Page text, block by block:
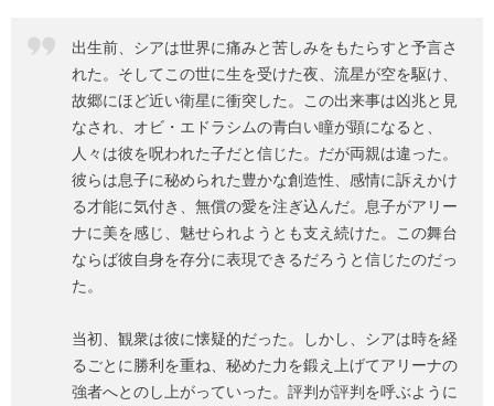
出生前、シアは世界に痛みと苦しみをもたらすと予言さ
れた。そしてこの世に生を受けた夜、流星が空を駆け、
故郷にほど近い衛星に衝突した。この出来事は凶兆と見
なされ、オビ・エドラシムの青白い瞳が顕になると、
人々は彼を呪われた子だと信じた。だが両親は違った。
彼らは息子に秘められた豊かな創造性、感情に訴えかけ
る才能に気付き、無償の愛を注ぎ込んだ。息子がアリー
ナに美を感じ、魅せられようとも支え続けた。この舞台
ならば彼自身を存分に表現できるだろうと信じたのだっ
た。
当初、観衆は彼に懐疑的だった。しかし、シアは時を経
るごとに勝利を重ね、秘めた力を鍛え上げてアリーナの
強者へとのし上がっていった。評判が評判を呼ぶように